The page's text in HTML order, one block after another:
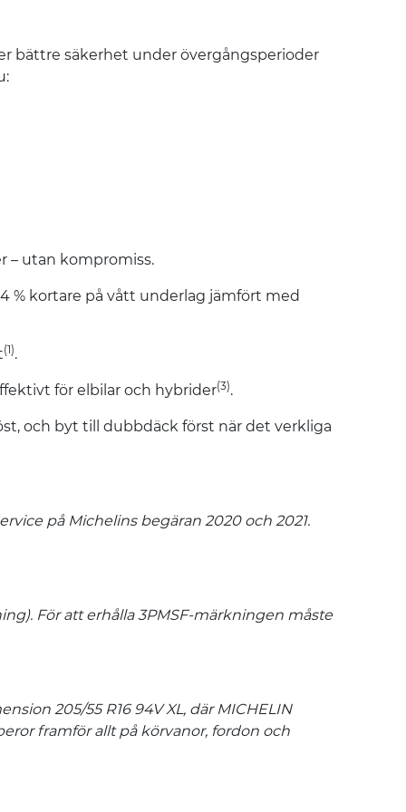
bättre säkerhet under övergångsperioder
– utan kompromiss.
% kortare på vått underlag jämfört med
(1).
för elbilar och hybrider(3).
och byt till dubbdäck först när det verkliga
på Michelins begäran 2020 och 2021.
För att erhålla 3PMSF-märkningen måste
205/55 R16 94V XL, där MICHELIN
framför allt på körvanor, fordon och